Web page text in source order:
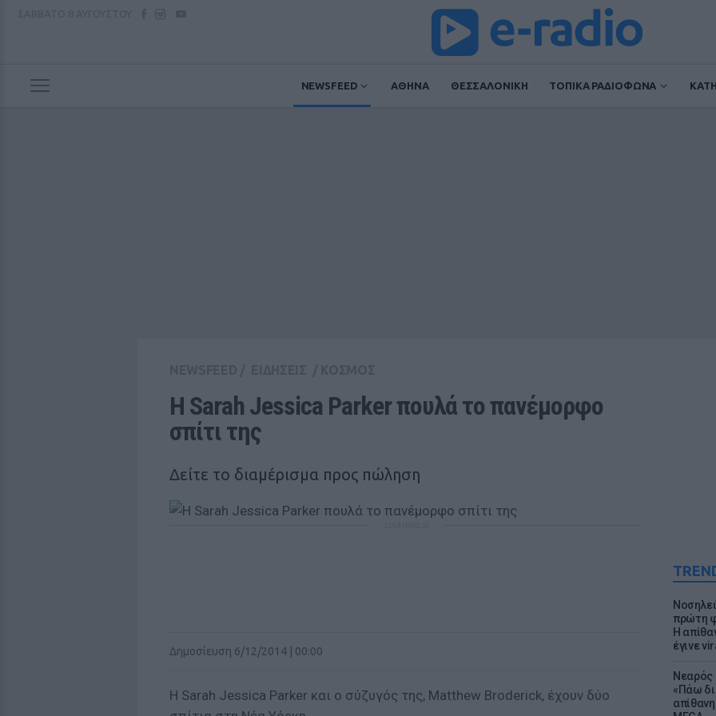
NEWSFEED ΑΘΗΝΑ ΘΕΣΣΑΛΟΝΙΚΗ ΤΟΠΙΚΑ ΡΑΔΙΟΦΩΝΑ
πρώτη
Η
έγινε
Νεαρός
«Πάω
Η Sarah Jessica Parker πουλά το πανέμορφο
σπίτι της
Δείτε το διαμέρισμα προς πώληση
Δημοσίευση 6/12/2014 | 00:00
H Sarah Jessica Parker και ο σύζυγός της, Matthew Broderick, έχουν δύο